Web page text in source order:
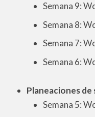
Semana 9:
Semana 8:
Semana 7:
Semana 6:
Planeaciones
Semana 5: